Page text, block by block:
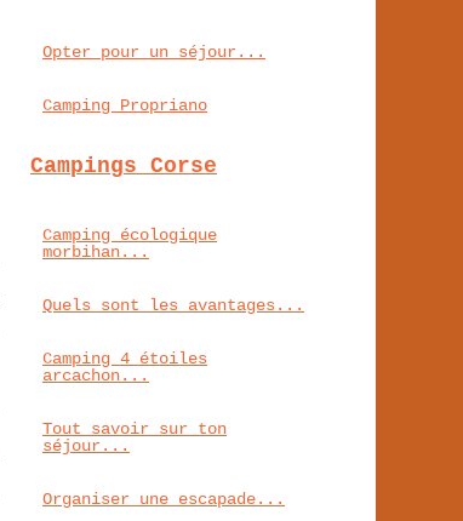
Opter pour un séjour...
Camping Propriano
Campings Corse
Camping écologique
morbihan...
Quels sont les avantages...
Camping 4 étoiles
arcachon...
Tout savoir sur ton
séjour...
Organiser une escapade...